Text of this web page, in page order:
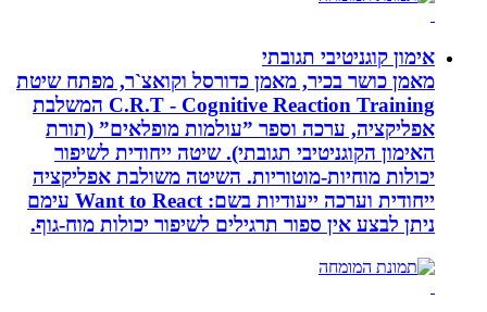
אימון קוגניטיבי תגובתי
מאמן כושר בכיר, מאמן כדורסל וקואצ`ר, מפתח שיטת
C.R.T - Cognitive Reaction Training המשלבת
אפליקציה, ערכה וספר ”עולמות מופלאים” (תורת
האימון הקוגניטיבי תגובתי). שיטה ייחודית לשיפור
יכולות מוחיות-מוטוריות. השיטה משולבת אפליקציה
ייחודית וערכה ייעודיות בשם: Want to React עימם
ניתן לבצע אין ספור תרגילים לשיפור יכולות מוח-גוף.